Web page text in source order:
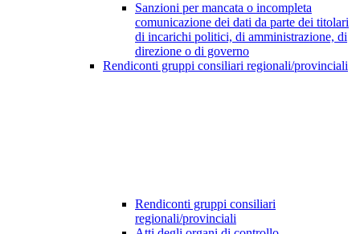
Sanzioni per mancata o incompleta
comunicazione dei dati da parte dei titolari
di incarichi politici, di amministrazione, di
direzione o di governo
Rendiconti gruppi consiliari regionali/provinciali
Rendiconti gruppi consiliari
regionali/provinciali